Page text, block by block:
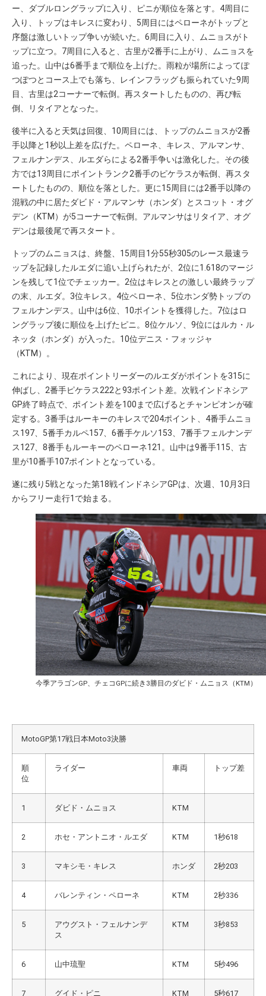
ー、ダブルロングラップに入り、ピニが順位を落とす。4周目に
入り、トップはキレスに変わり、5周目にはペローネがトップと
序盤は激しいトップ争いが続いた。6周目に入り、ムニョスがト
ップに立つ。7周目に入ると、古里が2番手に上がり、ムニョスを
追った。山中は6番手まで順位を上げた。雨粒が場所によってぽ
つぽつとコース上でも落ち、レインフラッグも振られていた9周
目、古里は2コーナーで転倒。再スタートしたものの、再び転
倒、リタイアとなった。
後半に入ると天気は回復、10周目には、トップのムニョスが2番
手以降と1秒以上差を広げた。ペローネ、キレス、アルマンサ、
フェルナンデス、ルエダらによる2番手争いは激化した。その後
方では13周目にポイントランク2番手のピケラスが転倒、再スタ
ートしたものの、順位を落とした。更に15周目には2番手以降の
混戦の中に居たダビド・アルマンサ（ホンダ）とスコット・オグ
デン（KTM）が5コーナーで転倒。アルマンサはリタイア、オグ
デンは最後尾で再スタート。
トップのムニョスは、終盤、15周目1分55秒305のレース最速ラ
ップを記録したルエダに追い上げられたが、2位に1.618のマージ
ンを残して1位でチェッカー。2位はキレスとの激しい最終ラップ
の末、ルエダ。3位キレス。4位ペローネ、5位ホンダ勢トップの
フェルナンデス。山中は6位、10ポイントを獲得した。7位はロ
ングラップ後に順位を上げたピニ。8位ケルソ、9位にはルカ・ル
ネッタ（ホンダ）が入った。10位デニス・フォッジャ
（KTM）。
これにより、現在ポイントリーダーのルエダがポイントを315に
伸ばし、2番手ピケラス222と93ポイント差。次戦インドネシア
GP終了時点で、ポイント差を100まで広げるとチャンピオンが確
定する。3番手はルーキーのキレスで204ポイント、4番手ムニョ
ス197、5番手カルペ157、6番手ケルソ153、7番手フェルナンデ
ス127、8番手もルーキーのペローネ121。山中は9番手115、古
里が10番手107ポイントとなっている。
遂に残り5戦となった第18戦インドネシアGPは、次週、10月3日
からフリー走行1で始まる。
今季アラゴンGP、チェコGPに続き3勝目のダビド・ムニョス（KTM）
MotoGP第17戦日本Moto3決勝
順
位
ライダー 車両 トップ差
1 ダビド・ムニョス KTM
2 ホセ・アントニオ・ルエダ KTM 1秒618
3 マキシモ・キレス ホンダ 2秒203
4 バレンティン・ペローネ KTM 2秒336
5
アウグスト・フェルナンデ
ス
KTM 3秒853
6 山中琉聖 KTM 5秒496
7 グイド・ピニ KTM 5秒617